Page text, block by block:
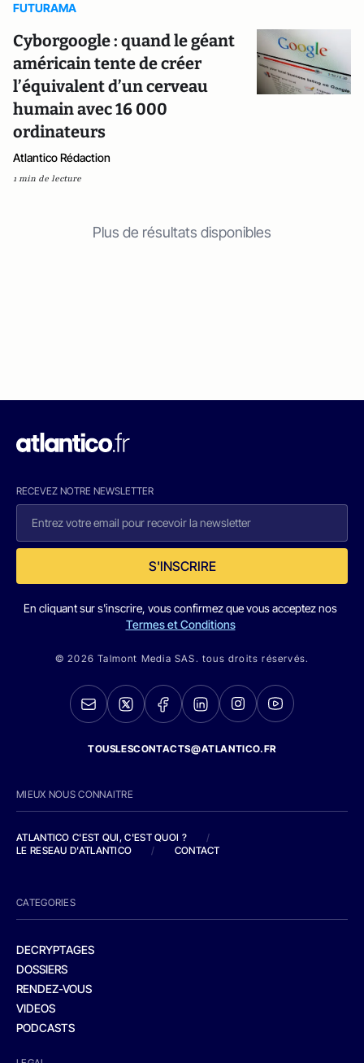
FUTURAMA
Cyborgoogle : quand le géant
américain tente de créer
l’équivalent d’un cerveau
humain avec 16 000
ordinateurs
Atlantico Rédaction
1 min de lecture
Plus de résultats disponibles
RECEVEZ NOTRE NEWSLETTER
S'INSCRIRE
En cliquant sur s'inscrire, vous confirmez que vous acceptez nos
Termes et Conditions
© 2026 Talmont Media SAS. tous droits réservés.
TOUSLESCONTACTS@ATLANTICO.FR
MIEUX NOUS CONNAITRE
ATLANTICO C'EST QUI, C'EST QUOI ?
/
LE RESEAU D'ATLANTICO
/ CONTACT
CATEGORIES
DECRYPTAGES
DOSSIERS
RENDEZ-VOUS
VIDEOS
PODCASTS